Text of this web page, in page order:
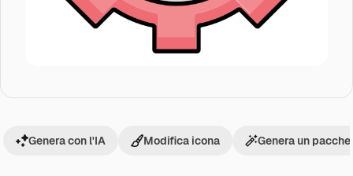
Genera con l'IA Modifica icona Genera un